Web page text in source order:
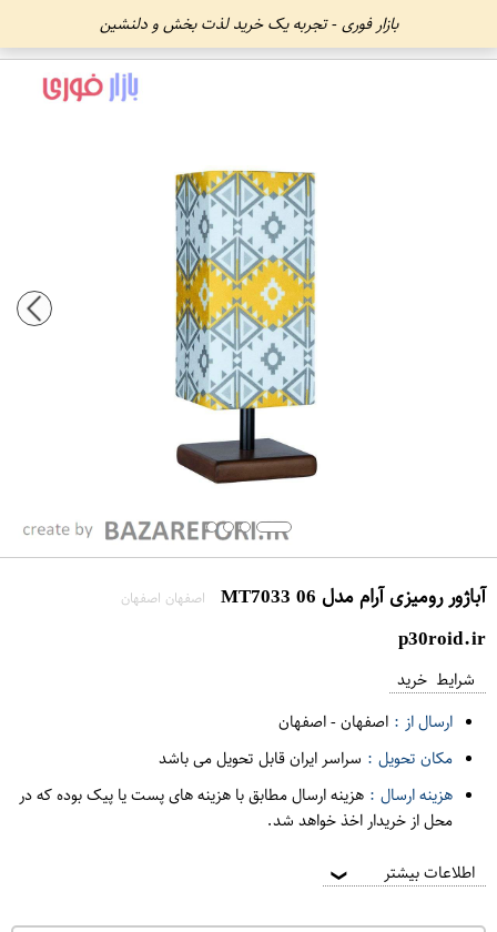
بازار فوری - تجربه یک خرید لذت بخش و دلنشین
آباژور رومیزی آرام مدل MT7033 06 اصفهان اصفهان
p30roid.ir
شرایط خرید
ارسال از : اصفهان-اصفهان
مکان تحویل : سراسر ایران قابل تحویل می باشد
هزینه ارسال : هزینه ارسال مطابق با هزینه های پست یا پیک بوده که در
محل از خریدار اخذ خواهد شد.
اطلاعات بیشتر ❯